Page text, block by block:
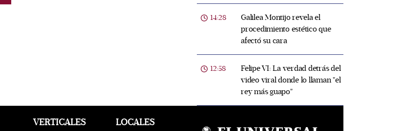
14:28
Galilea Montijo revela el
procedimiento estético que
afectó su cara
12:58
Felipe VI: La verdad detrás del
video viral donde lo llaman "el
rey más guapo"
VERTICALES LOCALES